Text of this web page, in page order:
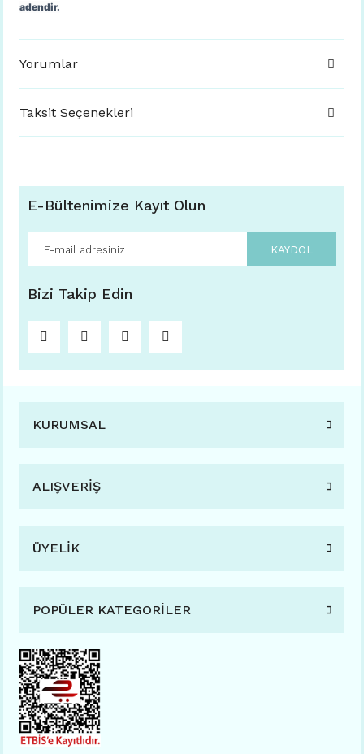
adendir.
Yorumlar
Taksit Seçenekleri
E-Bültenimize Kayıt Olun
KAYDOL
Bizi Takip Edin
KURUMSAL
ALIŞVERİŞ
ÜYELİK
POPÜLER KATEGORİLER